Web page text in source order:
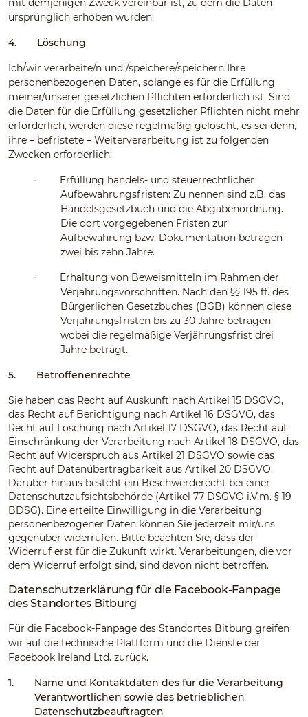
mit demjenigen Zweck vereinbar ist, zu dem die Daten
ursprünglich erhoben wurden.
4. Löschung
Ich/wir verarbeite/n und /speichere/speichern Ihre
personenbezogenen Daten, solange es für die Erfüllung
meiner/unserer gesetzlichen Pflichten erforderlich ist. Sind
die Daten für die Erfüllung gesetzlicher Pflichten nicht mehr
erforderlich, werden diese regelmäßig gelöscht, es sei denn,
ihre – befristete – Weiterverarbeitung ist zu folgenden
Zwecken erforderlich:
·
Erfüllung handels- und steuerrechtlicher
Aufbewahrungsfristen: Zu nennen sind z.B. das
Handelsgesetzbuch und die Abgabenordnung.
Die dort vorgegebenen Fristen zur
Aufbewahrung bzw. Dokumentation betragen
zwei bis zehn Jahre.
·
Erhaltung von Beweismitteln im Rahmen der
Verjährungsvorschriften. Nach den §§ 195 ff. des
Bürgerlichen Gesetzbuches (BGB) können diese
Verjährungsfristen bis zu 30 Jahre betragen,
wobei die regelmäßige Verjährungsfrist drei
Jahre beträgt.
5. Betroffenenrechte
Sie haben das Recht auf Auskunft nach Artikel 15 DSGVO,
das Recht auf Berichtigung nach Artikel 16 DSGVO, das
Recht auf Löschung nach Artikel 17 DSGVO, das Recht auf
Einschränkung der Verarbeitung nach Artikel 18 DSGVO, das
Recht auf Widerspruch aus Artikel 21 DSGVO sowie das
Recht auf Datenübertragbarkeit aus Artikel 20 DSGVO.
Darüber hinaus besteht ein Beschwerderecht bei einer
Datenschutzaufsichtsbehörde (Artikel 77 DSGVO i.V.m. § 19
BDSG). Eine erteilte Einwilligung in die Verarbeitung
personenbezogener Daten können Sie jederzeit mir/uns
gegenüber widerrufen. Bitte beachten Sie, dass der
Widerruf erst für die Zukunft wirkt. Verarbeitungen, die vor
dem Widerruf erfolgt sind, sind davon nicht betroffen.
Datenschutzerklärung für die Facebook-Fanpage
des Standortes Bitburg
Für die Facebook-Fanpage des Standortes Bitburg greifen
wir auf die technische Plattform und die Dienste der
Facebook Ireland Ltd. zurück.
1.
Name und Kontaktdaten des für die Verarbeitung
Verantwortlichen sowie des betrieblichen
Datenschutzbeauftragten